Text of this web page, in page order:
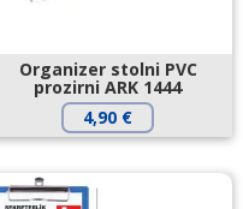
Organizer stolni PVC
prozirni ARK 1444
4,90 €